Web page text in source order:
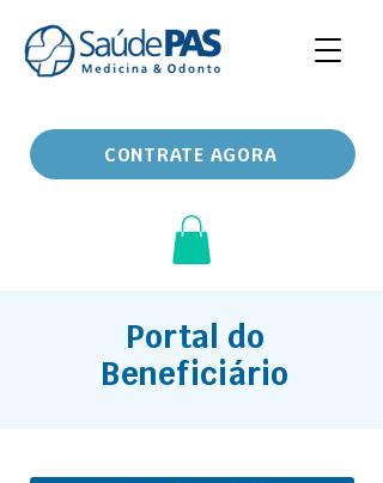
CONTRATE AGORA
Portal do
Beneficiário